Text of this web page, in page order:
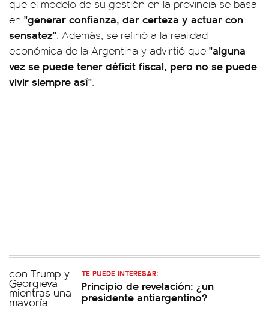
que el modelo de su gestión en la provincia se basa
en "generar confianza, dar certeza y actuar con
sensatez". Además, se refirió a la realidad
económica de la Argentina y advirtió que "alguna
vez se puede tener déficit fiscal, pero no se puede
vivir siempre así".
TE PUEDE INTERESAR:
Principio de revelación: ¿un
presidente antiargentino?